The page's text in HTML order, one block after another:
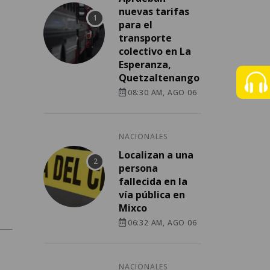
nuevas tarifas
para el
transporte
colectivo en La
Esperanza,
Quetzaltenango
08:30 AM, AGO 06
NACIONALES
Localizan a una
persona
fallecida en la
vía pública en
Mixco
06:32 AM, AGO 06
NACIONALES